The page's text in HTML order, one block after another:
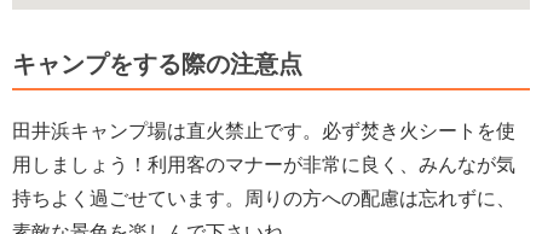
キャンプをする際の注意点
田井浜キャンプ場は直火禁止です。必ず焚き火シートを使
用しましょう！利用客のマナーが非常に良く、みんなが気
持ちよく過ごせています。周りの方への配慮は忘れずに、